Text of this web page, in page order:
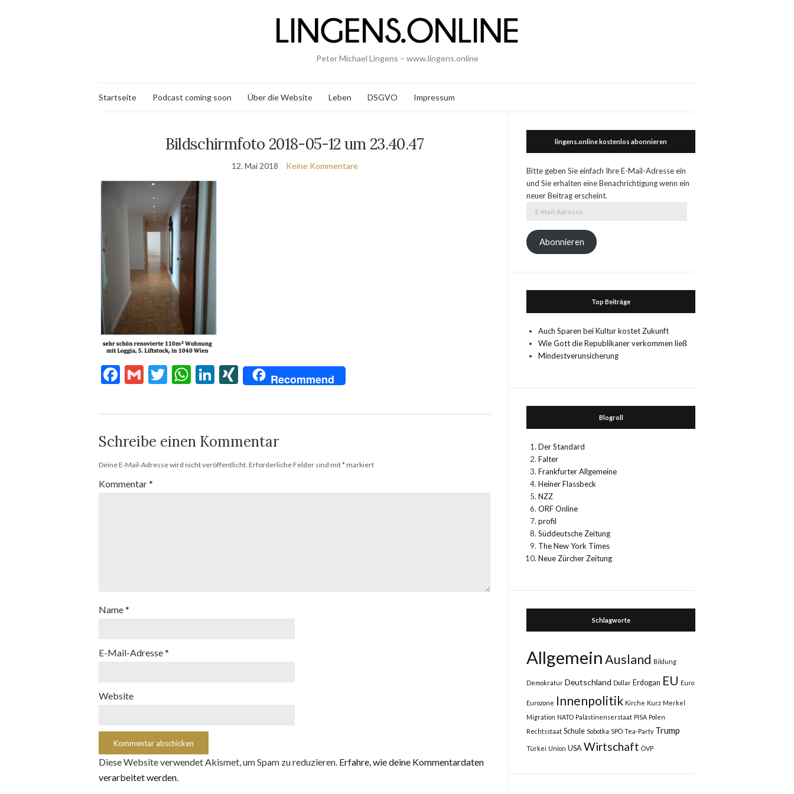
Peter Michael Lingens – www.lingens.online
Startseite Podcast coming soon Über die Website Leben DSGVO Impressum
Bildschirmfoto 2018-05-12 um 23.40.47
12. Mai 2018 Keine Kommentare
Facebook
GmailTwitter
WhatsApp
LinkedIn
XINGRecommend
Schreibe einen Kommentar
Deine E-Mail-Adresse wird nicht veröffentlicht. Erforderliche Felder sind mit*markiert
Kommentar*
Name*
E-Mail-Adresse*
Website
Diese Website verwendet Akismet, um Spam zu reduzieren. Erfahre, wie deine Kommentardaten
verarbeitet werden.
lingens.online kostenlos abonnieren
Bitte geben Sie einfach Ihre E-Mail-Adresse ein
und Sie erhalten eine Benachrichtigung wenn ein
neuer Beitrag erscheint.
Adresse
Abonnieren
Top Beiträge
Auch Sparen bei Kultur kostet Zukunft
Wie Gott die Republikaner verkommen ließ
Mindestverunsicherung
Blogroll
Der Standard
Falter
Frankfurter Allgemeine
Heiner Flassbeck
NZZ
ORF Online
profil
Süddeutsche Zeitung
The New York Times
Neue Zürcher Zeitung
Schlagworte
Allgemein Ausland Bildung
Demokratur Deutschland Dollar Erdogan EU Euro
Eurozone Innenpolitik Kirche Kurz Merkel
Migration NATO Palästinenserstaat PISA Polen
Rechtsstaat Schule Sobotka SPÖ Tea-Party Trump
Türkei Union USA Wirtschaft ÖVP